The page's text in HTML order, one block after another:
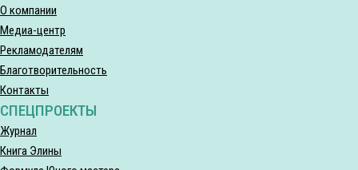
О компании
Медиа-центр
Рекламодателям
Благотворительность
Контакты
СПЕЦПРОЕКТЫ
Журнал
Книга Элины